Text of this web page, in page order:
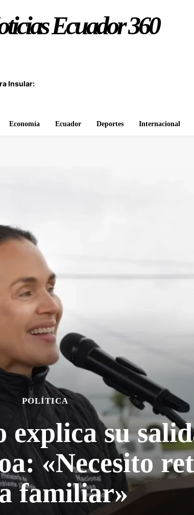
Ecuador 360
Insular:
Economía Ecuador Deportes Internacional
POLÍTICA
explica su
«Necesito
familiar»